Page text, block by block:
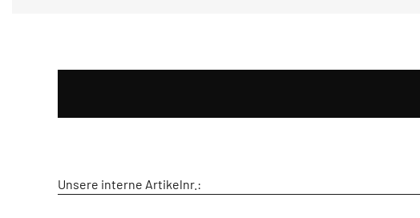
Unsere interne Artikelnr.: